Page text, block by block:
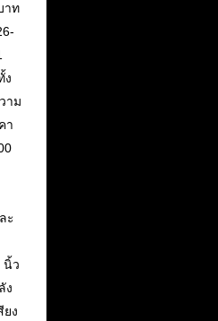
าท
ง
าม
า
ะ
นิ้ว
ง
ง